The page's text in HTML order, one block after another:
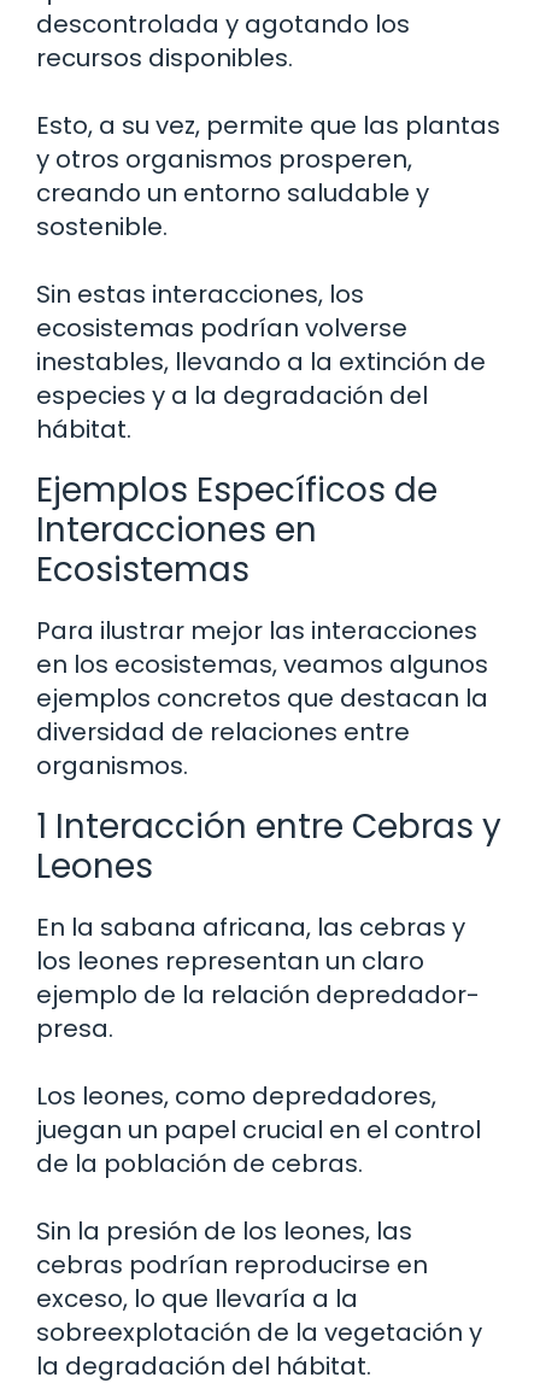
descontrolada y agotando los
recursos disponibles.
Esto, a su vez, permite que las plantas
y otros organismos prosperen,
creando un entorno saludable y
sostenible.
Sin estas interacciones, los
ecosistemas podrían volverse
inestables, llevando a la extinción de
especies y a la degradación del
hábitat.
Ejemplos Específicos de
Interacciones en
Ecosistemas
Para ilustrar mejor las interacciones
en los ecosistemas, veamos algunos
ejemplos concretos que destacan la
diversidad de relaciones entre
organismos.
1 Interacción entre Cebras y
Leones
En la sabana africana, las cebras y
los leones representan un claro
ejemplo de la relación depredador-
presa.
Los leones, como depredadores,
juegan un papel crucial en el control
de la población de cebras.
Sin la presión de los leones, las
cebras podrían reproducirse en
exceso, lo que llevaría a la
sobreexplotación de la vegetación y
la degradación del hábitat.